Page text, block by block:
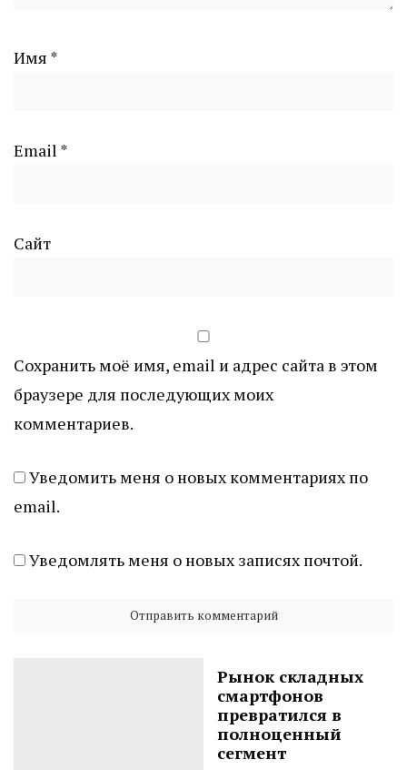
Имя *
Email *
Сайт
Сохранить моё имя, email и адрес сайта в этом
браузере для последующих моих
комментариев.
Уведомить меня о новых комментариях по
email.
Уведомлять меня о новых записях почтой.
Рынок складных
смартфонов
превратился в
полноценный
сегмент